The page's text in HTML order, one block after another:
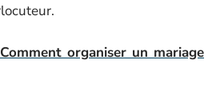
Comment organiser un mariage